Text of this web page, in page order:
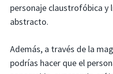
personaje claustrofóbica y
abstracto.
Además, a través de la
podrías hacer que el